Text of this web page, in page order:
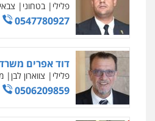
פלילי בטחוני צבאי
0547780927
דוד אפרים משרד
פלילי צווארון לבן
0506209859